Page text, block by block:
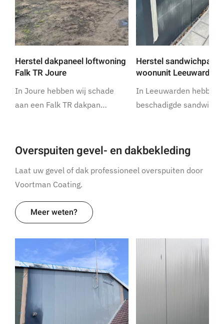
Herstel dakpaneel loftwoning
Falk TR Joure
In Joure hebben wij schade
aan een Falk TR dakpan…
Herstel
woonunit Leeuwarden
In Leeuwarden hebben
beschadigde
Overspuiten gevel- en dakbekleding
Laat uw gevel of dak professioneel overspuiten door
Voortman Coating.
Meer weten?